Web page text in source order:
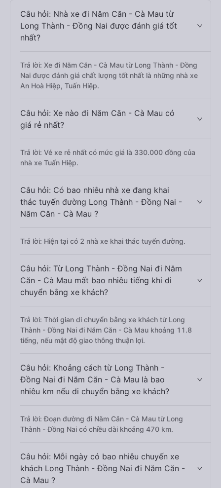
Câu hỏi: Nhà xe đi Năm Căn - Cà Mau từ
Long Thành - Đồng Nai được đánh giá tốt
nhất?
Trả lời: Xe đi Năm Căn - Cà Mau từ Long Thành - Đồng
Nai được đánh giá chất lượng tốt nhất là những nhà xe
An Hoà Hiệp, Tuấn Hiệp.
Câu hỏi: Xe nào đi Năm Căn - Cà Mau có
giá rẻ nhất?
Trả lời: Vé xe rẻ nhất có mức giá là 330.000 đồng của
nhà xe Tuấn Hiệp.
Câu hỏi: Có bao nhiêu nhà xe đang khai
thác tuyến đường Long Thành - Đồng Nai -
Năm Căn - Cà Mau ?
Trả lời: Hiện tại có 2 nhà xe khai thác tuyến đường.
Câu hỏi: Từ Long Thành - Đồng Nai đi Năm
Căn - Cà Mau mất bao nhiêu tiếng khi di
chuyển bằng xe khách?
Trả lời: Thời gian di chuyển bằng xe khách từ Long
Thành - Đồng Nai đi Năm Căn - Cà Mau khoảng 11.8
tiếng, nếu mật độ giao thông thuận lợi.
Câu hỏi: Khoảng cách từ Long Thành -
Đồng Nai đi Năm Căn - Cà Mau là bao
nhiêu km nếu di chuyển bằng xe khách?
Trả lời: Đoạn đường đi Năm Căn - Cà Mau từ Long
Thành - Đồng Nai có chiều dài khoảng 470 km.
Câu hỏi: Mỗi ngày có bao nhiêu chuyến xe
khách Long Thành - Đồng Nai đi Năm Căn -
Cà Mau ?